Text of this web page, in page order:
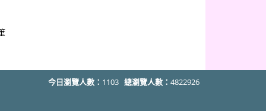
今日瀏覽人數： 1103 總瀏覽人數： 4822926